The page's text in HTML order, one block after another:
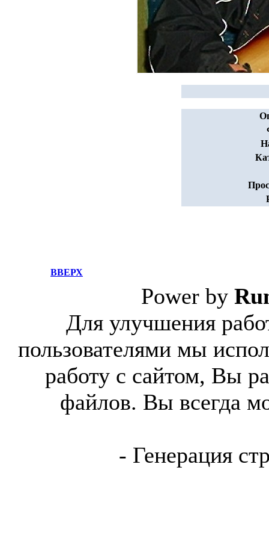
ВВЕРХ
Power by
Для улучшения
пользователями мы
работу с сайтом, Вы
файлов. Вы всегда
- Генерация